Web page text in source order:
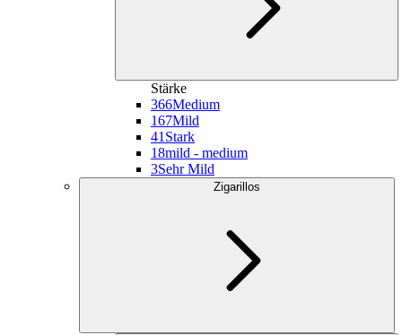
Stärke
366Medium
167Mild
41 Stark
18mild - medium
3Sehr Mild
Zigarillos